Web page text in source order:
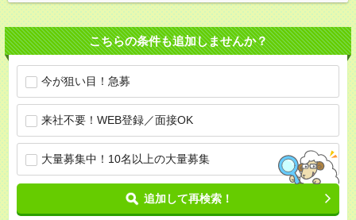
こちらの条件も追加しませんか？
今が狙い目！急募
来社不要！WEB登録／面接OK
大量募集中！10名以上の大量募集
追加して再検索！